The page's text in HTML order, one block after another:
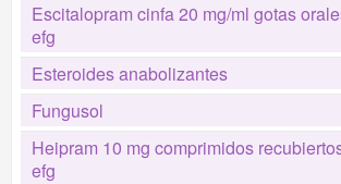
Escitalopram cinfa 20 mg/ml gotas
efg
Esteroides anabolizantes
Fungusol
Heipram 10 mg comprimidos
efg